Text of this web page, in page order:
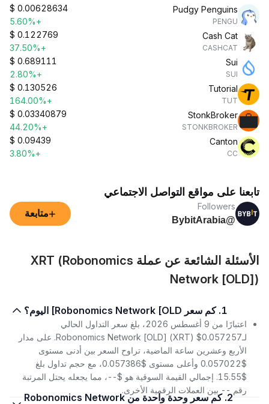
Pudgy Penguins
PENGU
$ 0.00628634
+5.60%
Cash Cat
CASHCAT
$ 0.122769
+37.50%
Sui
SUI
$ 0.689111
+2.80%
Tutorial
TUT
$ 0.130526
+164.00%
StonkBroker
STONKBROKER
$ 0.03340879
+44.20%
Canton
CC
$ 0.09439
+3.80%
تابعنا على مواقع التواصل الاجتماعي
Followers
@BybitArabia
+متابعة
الأسئلة الشائعة عن عملة XRT (Robonomics
Network [OLD])
1. كم سعر Robonomics Network [OLD] اليوم؟
اعتبارًا من 9 أغسطس 2026، بلغ سعر التداول الحالي
لـRobonomics Network [OLD] (XRT) $0.057257. على مدار
الأربع وعشرين ساعة الماضية، تراوح السعر بين أدنى مستوى
$0.057022 وأعلى مستوى $0.057386، مع حجم تداول بلغ
$15.55. إجمالي القيمة السوقية هو $--، مما يجعله يحتل المرتبة
رقم -- بين العملات الرقمية الأخرى.
2. كم سعر وحدة واحدة من Robonomics Network